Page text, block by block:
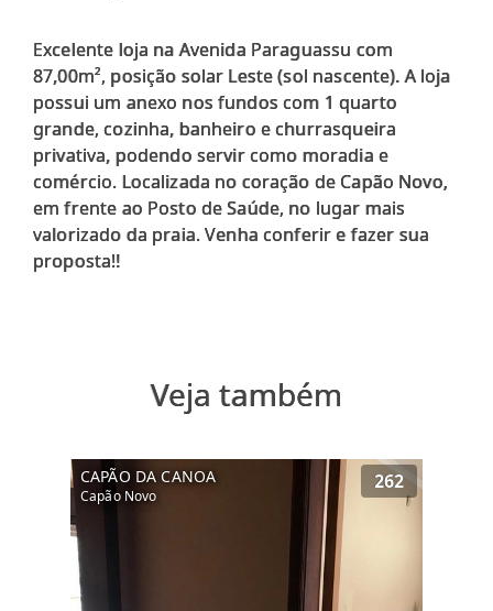
Excelente loja na Avenida Paraguassu com
87,00m², posição solar Leste (sol nascente). A loja
possui um anexo nos fundos com 1 quarto
grande, cozinha, banheiro e churrasqueira
privativa, podendo servir como moradia e
comércio. Localizada no coração de Capão Novo,
em frente ao Posto de Saúde, no lugar mais
valorizado da praia. Venha conferir e fazer sua
Veja também
CAPÃO DA CANOA
Capão Novo
262